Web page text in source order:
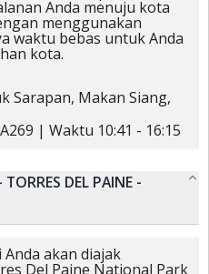
Anda menuju kota
menggunakan
waktu bebas untuk Anda
kota.
Sarapan, Makan Siang,
| Waktu 10:41 - 16:15
DEL PAINE -
akan diajak
Del Paine National Park